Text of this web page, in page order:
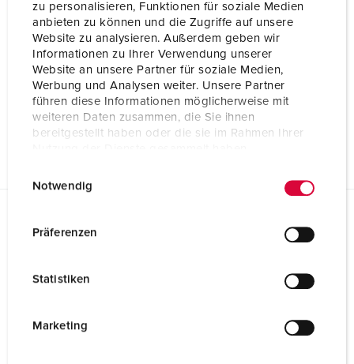
zu personalisieren, Funktionen für soziale Medien
anbieten zu können und die Zugriffe auf unsere
Website zu analysieren. Außerdem geben wir
Informationen zu Ihrer Verwendung unserer
Website an unsere Partner für soziale Medien,
Werbung und Analysen weiter. Unsere Partner
führen diese Informationen möglicherweise mit
weiteren Daten zusammen, die Sie ihnen
bereitgestellt haben oder die sie im Rahmen Ihrer
Notwendig
Präferenzen
Statistiken
Marketing
Planungsdaten & Downloads
Produktinfoblatt
Konformitätserklärung